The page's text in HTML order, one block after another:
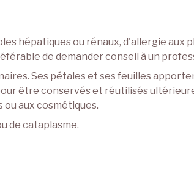
hépatiques ou rénaux, d'allergie aux
de demander conseil à un
Ses pétales et ses feuilles
être conservés et réutilisés
aux cosmétiques.
de cataplasme.